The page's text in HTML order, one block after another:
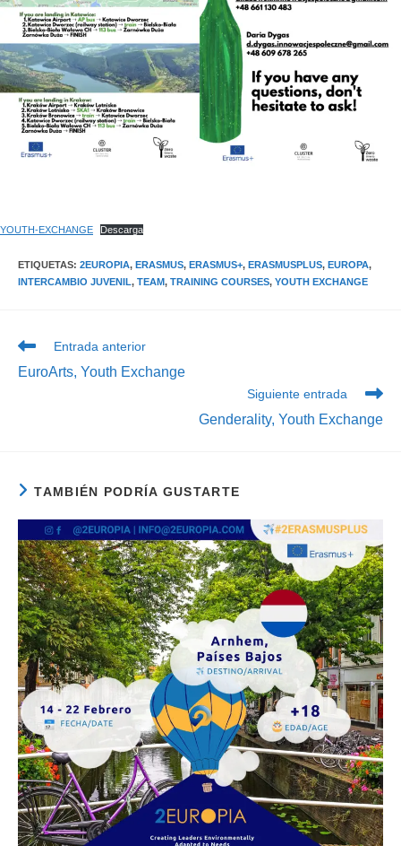
YOUTH-EXCHANGE Descarga
ETIQUETAS: 2EUROPIA, ERASMUS, ERASMUS+, ERASMUSPLUS, EUROPA,
INTERCAMBIO JUVENIL, TEAM, TRAINING COURSES, YOUTH EXCHANGE
Leer
artículos
Entrada anterior
EuroArts, Youth Exchange
Siguiente entrada
Genderality, Youth Exchange
TAMBIÉN PODRÍA GUSTARTE